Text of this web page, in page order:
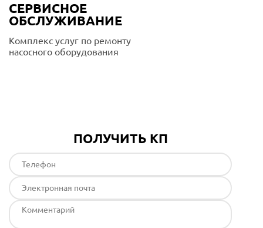
СЕРВИСНОЕ
ОБСЛУЖИВАНИЕ
Комплекс услуг по ремонту
насосного оборудования
ПОЛУЧИТЬ КП